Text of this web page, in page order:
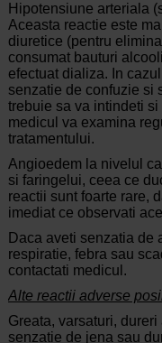
Hipotensiune arteriala
Aceasta reactie este
diuretice (pentru
consumat bauturi
efectuat dializa. In
senzatie de confuzie si
trebuie sa va intindeti
medicul va examina
tratamentului.
Angioedem la nivelul
si faringelui, ceea ce
reactii sunt foarte rare,
imediat ce observati
Daca aveti senzatia de
respiratie, febra sau
contactati medicul.
Alte reactii adverse
Greata, varsaturi,
senzatie de jena sau